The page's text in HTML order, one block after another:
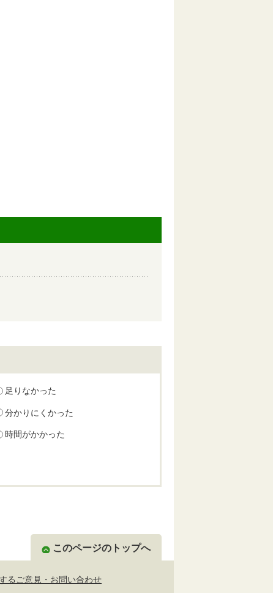
足りなかった
分かりにくかった
時間がかかった
このページのトップへ
るご意見・お問い合わせ